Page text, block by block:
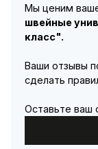
Мы ценим
швейные
класс".
Ваши отзывы
сделать
Оставьте ваш